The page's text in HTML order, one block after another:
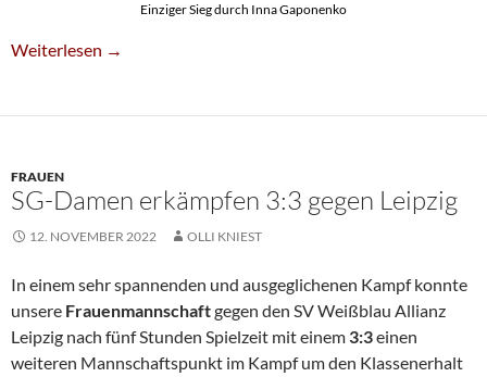
Einziger Sieg durch Inna Gaponenko
Knappe Niederlage Gegen Rodewisch
Weiterlesen →
FRAUEN
SG-Damen erkämpfen 3:3 gegen Leipzig
12. NOVEMBER 2022 OLLI KNIEST
In einem sehr spannenden und ausgeglichenen Kampf konnte
unsere Frauenmannschaftgegen den SV Weißblau Allianz
Leipzig nach fünf Stunden Spielzeit mit einem 3:3einen
weiteren Mannschaftspunkt im Kampf um den Klassenerhalt